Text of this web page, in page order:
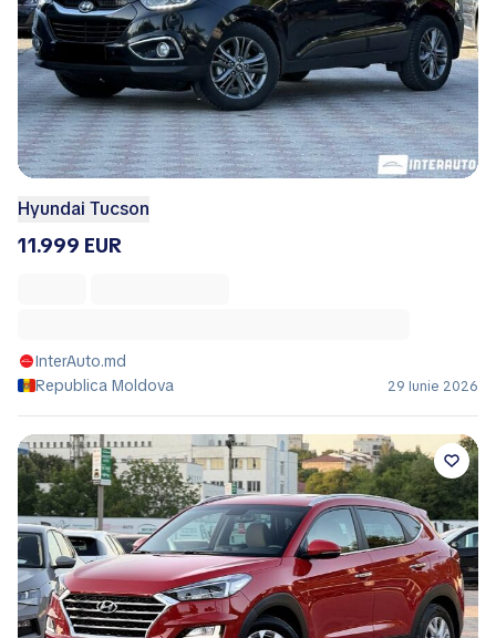
Hyundai Tucson
11.999 EUR
InterAuto.md
Republica Moldova
29 Iunie 2026